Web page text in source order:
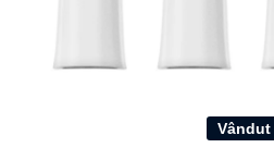
Vândut